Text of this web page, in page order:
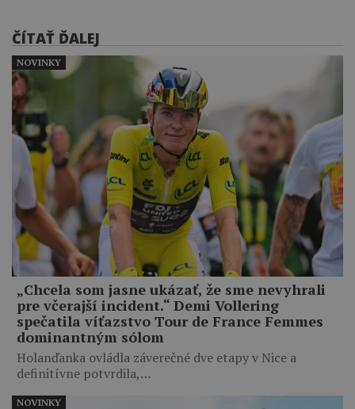
ČÍTAŤ ĎALEJ
„Chcela som jasne ukázať, že sme nevyhrali
pre včerajší incident.“ Demi Vollering
spečatila víťazstvo Tour de France Femmes
dominantným sólom
Holanďanka ovládla záverečné dve etapy v Nice a
definitívne potvrdila,…
NOVINKY
NOVINKY